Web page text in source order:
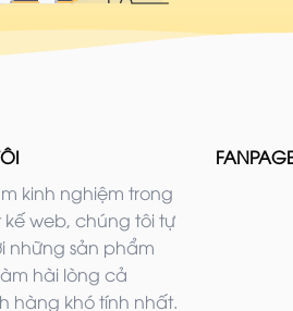
kinh nghiệm trong
kế web, chúng tôi tự
những sản phẩm
hài lòng cả
hàng khó tính nhất.